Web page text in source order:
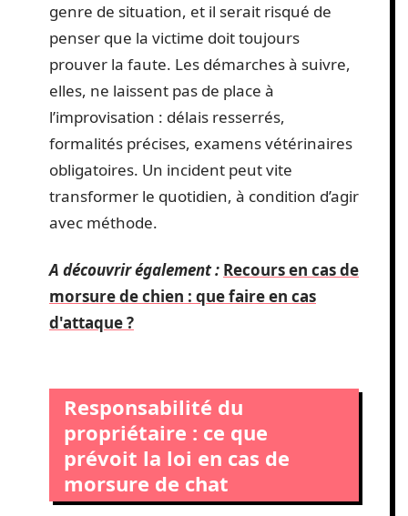
genre de situation, et il serait risqué de
penser que la victime doit toujours
prouver la faute. Les démarches à suivre,
elles, ne laissent pas de place à
l’improvisation : délais resserrés,
formalités précises, examens vétérinaires
obligatoires. Un incident peut vite
transformer le quotidien, à condition d’agir
avec méthode.
A découvrir également : Recours en cas de
morsure de chien : que faire en cas
d'attaque ?
Responsabilité du
propriétaire : ce que
prévoit la loi en cas de
morsure de chat